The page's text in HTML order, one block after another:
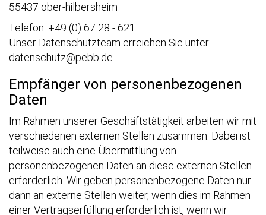
55437 ober-hilbersheim
Telefon: +49 (0) 67 28 - 621
Unser Datenschutzteam erreichen Sie unter:
datenschutz@pebb.de
Empfänger von personenbezogenen
Daten
Im Rahmen unserer Geschäftstätigkeit arbeiten wir mit
verschiedenen externen Stellen zusammen. Dabei ist
teilweise auch eine Übermittlung von
personenbezogenen Daten an diese externen Stellen
erforderlich. Wir geben personenbezogene Daten nur
dann an externe Stellen weiter, wenn dies im Rahmen
einer Vertragserfüllung erforderlich ist, wenn wir